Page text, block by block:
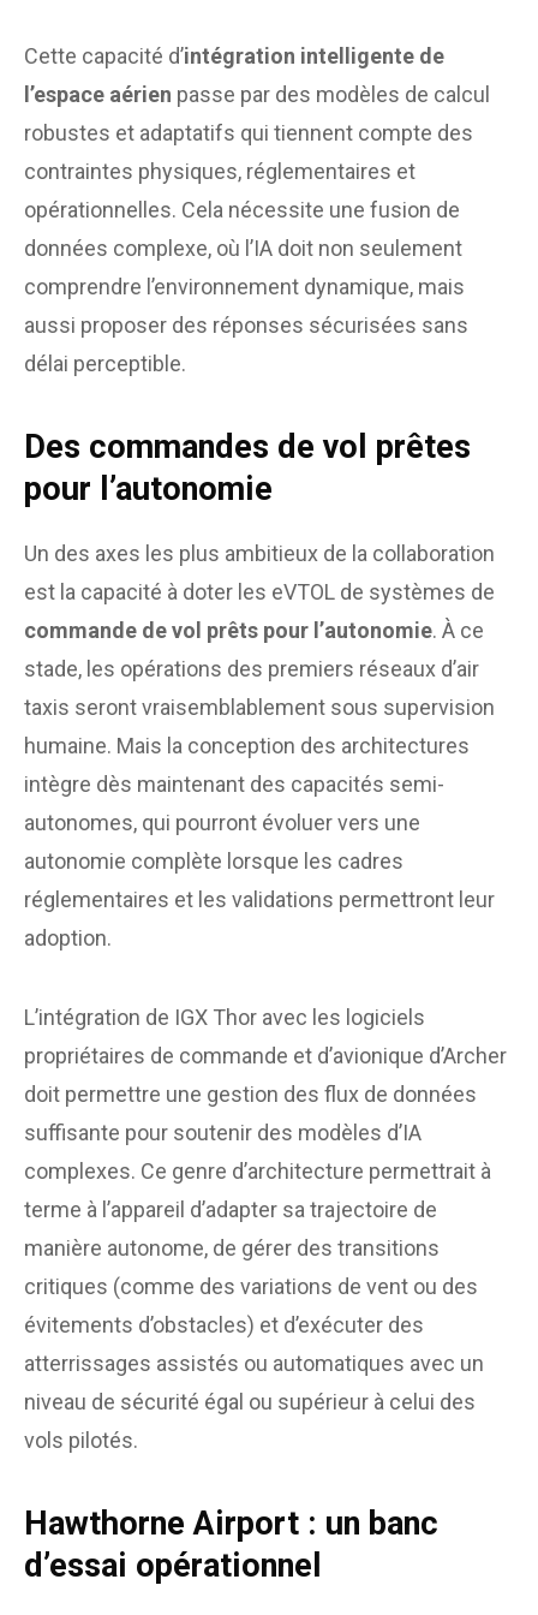
Cette capacité d’intégration intelligente de
l’espace aérien passe par des modèles de calcul
robustes et adaptatifs qui tiennent compte des
contraintes physiques, réglementaires et
opérationnelles. Cela nécessite une fusion de
données complexe, où l’IA doit non seulement
comprendre l’environnement dynamique, mais
aussi proposer des réponses sécurisées sans
délai perceptible.
Des commandes de vol prêtes
pour l’autonomie
Un des axes les plus ambitieux de la collaboration
est la capacité à doter les eVTOL de systèmes de
commande de vol prêts pour l’autonomie. À ce
stade, les opérations des premiers réseaux d’air
taxis seront vraisemblablement sous supervision
humaine. Mais la conception des architectures
intègre dès maintenant des capacités semi-
autonomes, qui pourront évoluer vers une
autonomie complète lorsque les cadres
réglementaires et les validations permettront leur
adoption.
L’intégration de IGX Thor avec les logiciels
propriétaires de commande et d’avionique d’Archer
doit permettre une gestion des flux de données
suffisante pour soutenir des modèles d’IA
complexes. Ce genre d’architecture permettrait à
terme à l’appareil d’adapter sa trajectoire de
manière autonome, de gérer des transitions
critiques (comme des variations de vent ou des
évitements d’obstacles) et d’exécuter des
atterrissages assistés ou automatiques avec un
niveau de sécurité égal ou supérieur à celui des
vols pilotés.
Hawthorne Airport : un banc
d’essai opérationnel